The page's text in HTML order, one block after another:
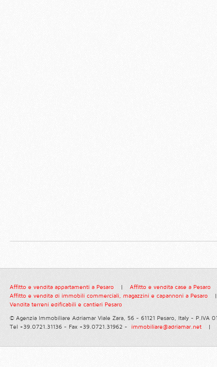
Affitto e vendita appartamenti a Pesaro |
Affitto e vendita case a Pesaro
Affitto e vendita di immobili commerciali, magazzini e capannoni a Pesaro
|
Vendita terreni edificabili e cantieri Pesaro
© Agenzia Immobiliare Adriamar Viale Zara, 56 - 61121 Pesaro, Italy - P.IVA
Tel +39.0721.31136 - Fax +39.0721.31962 - immobiliare@adriamar.net |